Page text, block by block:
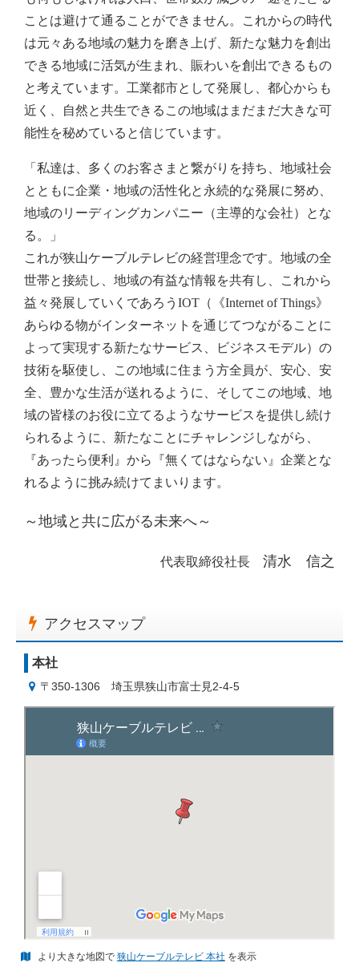
ことは避けて通ることができません。これからの時代
は元々ある地域の魅力を磨き上げ、新たな魅力を創出
できる地域に活気が生まれ、賑わいを創出できるもの
と考えています。工業都市として発展し、都心からも
近く、自然と共生できるこの地域はまだまだ大きな可
能性を秘めていると信じています。
「私達は、多くのお客さまと繋がりを持ち、地域社会
とともに企業・地域の活性化と永続的な発展に努め、
地域のリーディングカンパニー（主導的な会社）とな
る。」
これが狭山ケーブルテレビの経営理念です。地域の全
世帯と接続し、地域の有益な情報を共有し、これから
益々発展していくであろうIOT（《Internet of Things》
あらゆる物がインターネットを通じてつながることに
よって実現する新たなサービス、ビジネスモデル）の
技術を駆使し、この地域に住まう方全員が、安心、安
全、豊かな生活が送れるように、そしてこの地域、地
域の皆様のお役に立てるようなサービスを提供し続け
られるように、新たなことにチャレンジしながら、
『あったら便利』から『無くてはならない』企業とな
れるように挑み続けてまいります。
～地域と共に広がる未来へ～
代表取締役社長 清水 信之
アクセスマップ
本社
〒350-1306 埼玉県狭山市富士見2-4-5
より大きな地図で 狭山ケーブルテレビ 本社 を表示